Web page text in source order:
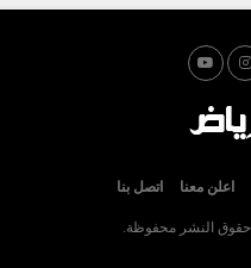
اعلن معنا اتصل بنا